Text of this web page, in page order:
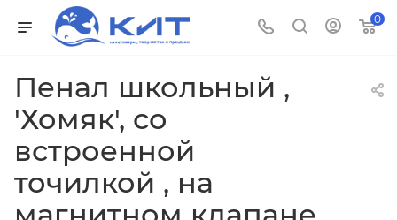
0
Пенал школьный ,
'Хомяк', со
встроенной
точилкой , на